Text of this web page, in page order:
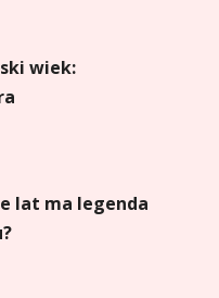
wiek:
lat ma legenda